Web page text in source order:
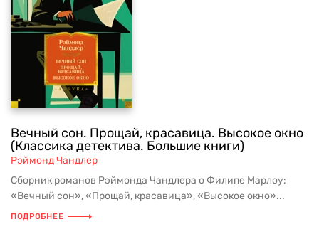
Вечный сон. Прощай, красавица. Высокое окно
(Классика детектива. Большие книги)
Рэймонд Чандлер
Сборник романов Рэймонда Чандлера о Филипе Марлоу:
«Вечный сон», «Прощай, красавица», «Высокое окно»...
ПОДРОБНЕЕ